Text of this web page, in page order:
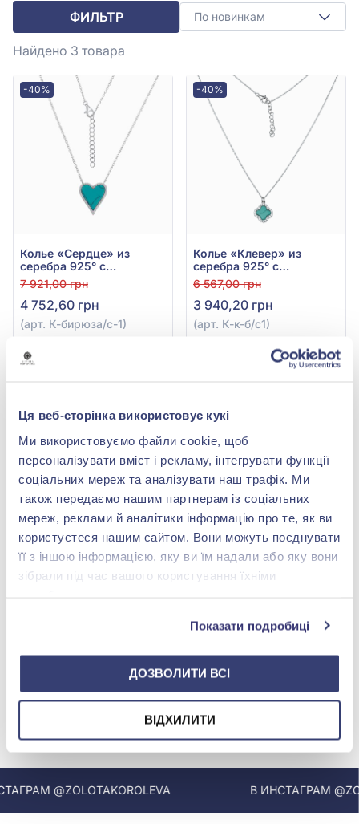
Ця веб-сторінка використовує кукі
Ми використовуємо файли cookie, щоб
персоналізувати вміст і рекламу, інтегрувати функції
соціальних мереж та аналізувати наш трафік. Ми
також передаємо нашим партнерам із соціальних
мереж, реклами й аналітики інформацію про те, як ви
користуєтеся нашим сайтом. Вони можуть поєднувати
її з іншою інформацією, яку ви їм надали або яку вони
зібрали під час вашого користування їхніми
Показати подробиці
ДОЗВОЛИТИ ВСІ
ВІДХИЛИТИ
ФИЛЬТР По новинкам
Найдено 3 товара
-40%
Колье «Сердце» из
серебра 925° с
фианитом, кубическим
цирконием, бирюзовым
фианитом и бирюзой,
арт. К-бирюза/с-1
7 921,00 грн
4 752,60 грн
(арт. К-бирюза/с-1)
-40%
Колье «Клевер» из
серебра 925° с
фианитом, кубическим
цирконием, бирюзовым
камнем и бирюзой, арт.
К-к-б/с1
6 567,00 грн
3 940,20 грн
(арт. К-к-б/с1)
Колье из серебра 925° с
фианитом, кубическим
цирконием, бирюзовым
Купить
МЫ В INSTAGRAM
@ZOLOTAKOROLEVA В ИНСТАГРАМ